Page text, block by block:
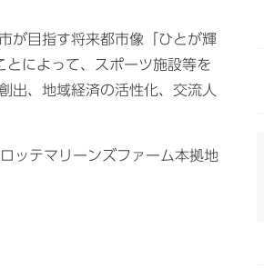
が目指す将来都市像「ひとが輝
によって、スポーツ施設等を
出、地域経済の活性化、交流人
ッテマリーンズファーム本拠地